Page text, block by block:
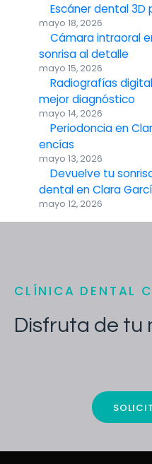
Escáner dental 3D
mayo 18, 2026
Cámara intraoral
sonrisa al detalle
mayo 15, 2026
Radiografías
mejor diagnóstico
mayo 14, 2026
Periodoncia en
encías
mayo 13, 2026
Devuelve tu
dental en Clara
mayo 12, 2026
CLÍNICA DENTAL
Disfruta de tu